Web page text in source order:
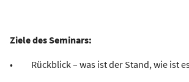
Ziele des Seminars:
• Rückblick – was ist der Stand, wie ist